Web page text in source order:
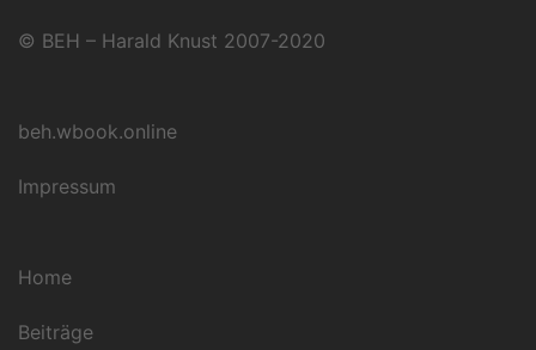
© BEH – Harald Knust 2007-2020
beh.wbook.online
Impressum
Home
Beiträge